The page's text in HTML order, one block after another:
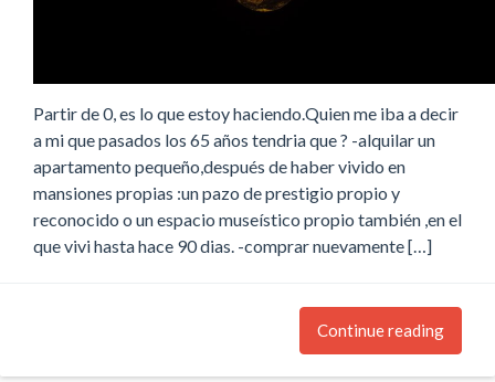
Partir de 0, es lo que estoy haciendo.Quien me iba a decir
a mi que pasados los 65 años tendria que ? -alquilar un
apartamento pequeño,después de haber vivido en
mansiones propias :un pazo de prestigio propio y
reconocido o un espacio museístico propio también ,en el
que vivi hasta hace 90 dias. -comprar nuevamente […]
Continue reading